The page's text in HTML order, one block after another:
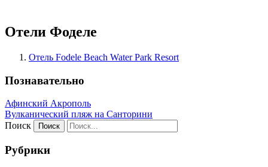
Отели Фоделе
Отель Fodele Beach Water Park Resort
Познавательно
Афинский Акрополь
Вулканический пляж на Санторини
Поиск
Рубрики